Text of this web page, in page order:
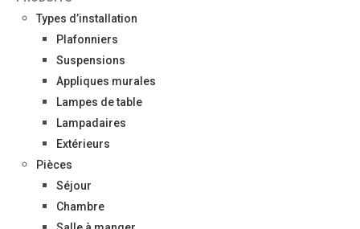
Types d’installation
Plafonniers
Suspensions
Appliques murales
Lampes de table
Lampadaires
Extérieurs
Pièces
Séjour
Chambre